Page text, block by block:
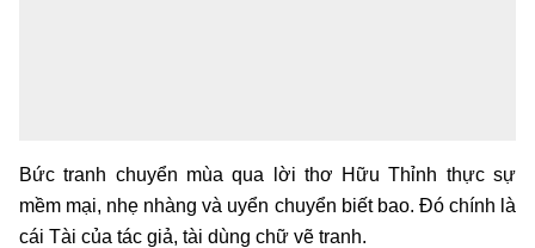
Bức tranh chuyển mùa qua lời thơ Hữu Thỉnh thực sự
mềm mại, nhẹ nhàng và uyển chuyển biết bao. Đó chính là
cái Tài của tác giả, tài dùng chữ vẽ tranh.